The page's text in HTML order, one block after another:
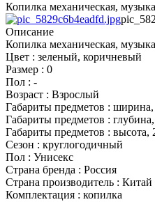
Копилка механическая,
Описание
Копилка механическая,
Цвет : зеленый, коричневый
Размер : 0
Пол : -
Возраст : Взрослый
Габариты предметов :
Габариты предметов :
Габариты предметов : высота,
Сезон : круглогодичный
Пол : Унисекс
Страна бренда : Россия
Страна производитель : Китай
Комплектация : копилка